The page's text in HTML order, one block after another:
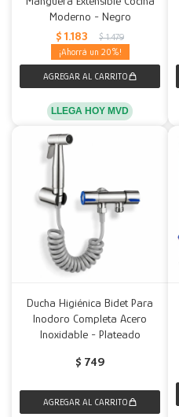
Moderno - Negro
$ 1.183 $ 1.479
20
LLEGA HOY MVD
Ducha Higiénica Bidet Para
Inodoro Completa Acero
Inoxidable - Plateado
$ 749
Mesas
Calefactores
Acolchados y Frazadas
Fundas
Decoración
Accesorios para el hogar
Herramientas
Accesorios
Muebles Infantiles